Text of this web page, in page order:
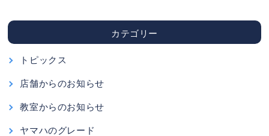
カテゴリー
トピックス
店舗からのお知らせ
教室からのお知らせ
ヤマハのグレード